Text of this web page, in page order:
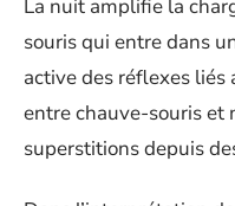
La nuit amplifie la
souris qui entre dans
active des réflexes liés
entre chauve-souris et
superstitions depuis